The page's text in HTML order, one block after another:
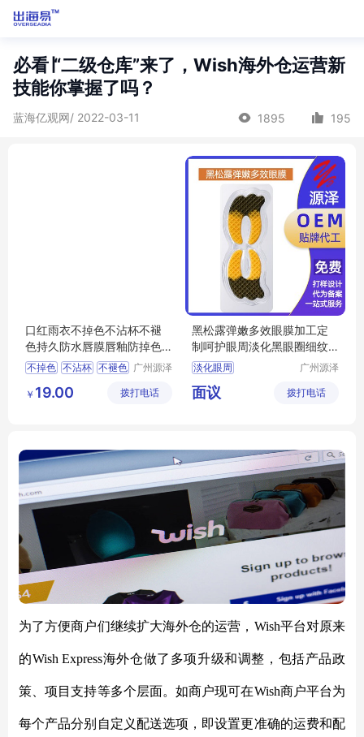
必看∣“二级仓库”来了，Wish海外仓运营新
技能你掌握了吗？
蓝海亿观网/ 2022-03-11 1895 195
口红雨衣不掉色不沾杯不褪
色持久防水唇膜唇釉防掉色O
EM定做
不掉色 不沾杯 不褪色 广州源泽
公司
￥ 19.00 拨打电话
黑松露弹嫩多效眼膜加工定
制呵护眼周淡化黑眼圈细纹
多效眼 膜oem
淡化眼周
广州源泽
公司
面议 拨打电话
为了方便商户们继续扩大海外仓的运营， Wish平台对原来
的Wish Express海外仓做了多项升级和调整，包括产品政
策、项目支持等多个层面。如商户现可在Wish商户平台为
每个产品分别自定义配送选项，即设置更准确的运费和配